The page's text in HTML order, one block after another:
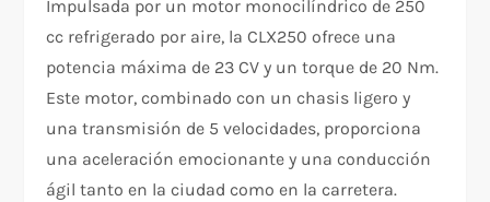
Impulsada por un motor monocilíndrico de 250
cc refrigerado por aire, la CLX250 ofrece una
potencia máxima de 23 CV y un torque de 20 Nm.
Este motor, combinado con un chasis ligero y
una transmisión de 5 velocidades, proporciona
una aceleración emocionante y una conducción
ágil tanto en la ciudad como en la carretera.